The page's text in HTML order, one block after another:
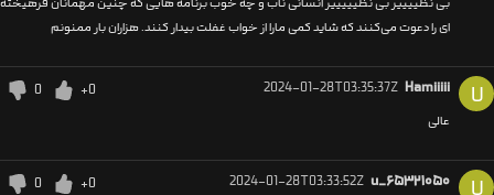
ای را دعوت می‌کنند که شاید کمی مارا از خواب غفلت بیدار کنند. هزاران بار ممنونم
U
Hamiiiii
2024-01-28T03:35:37Z
+0
0
عالی
u_۶۵۳۲۱۰۵۰ 2024-01-28T03:33:52Z
+0
0